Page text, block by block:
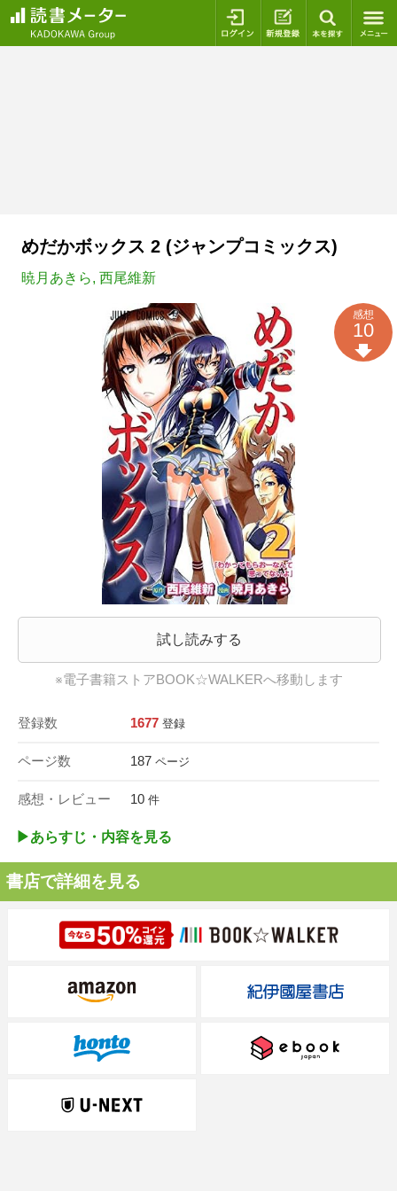
ログイン 新規登録
めだかボックス 2 (ジャンプコミックス)
暁月あきら, 西尾維新
試し読みする
※電子書籍ストアBOOK☆WALKERへ移動します
登録数 1677 登録
ページ数 187 ページ
感想・レビュー 10 件
感想
10
▶︎あらすじ・内容を見る
書店で詳細を見る